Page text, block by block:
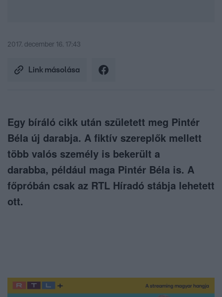
2017. december 16. 17:43
Link másolása
Egy bíráló cikk után született meg Pintér
Béla új darabja. A fiktív szereplők mellett
több valós személy is bekerült a
darabba, például maga Pintér Béla is. A
főpróbán csak az RTL Híradó stábja lehetett
ott.